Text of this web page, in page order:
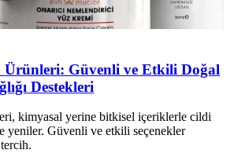
Ürünleri: Güvenli ve Etkili Doğal
Destekleri
kimyasal yerine bitkisel içeriklerle cildi
yeniler. Güvenli ve etkili seçenekler